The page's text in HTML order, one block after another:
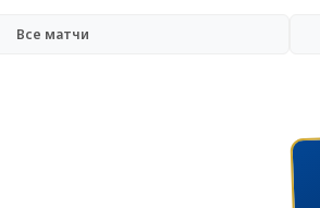
Все матчи